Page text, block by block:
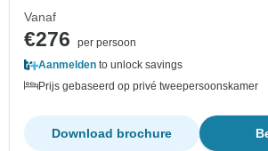
Vanaf
€276
per persoon
Aanmelden to unlock savings
Prijs gebaseerd op privé tweepersoonskamer
Download brochure